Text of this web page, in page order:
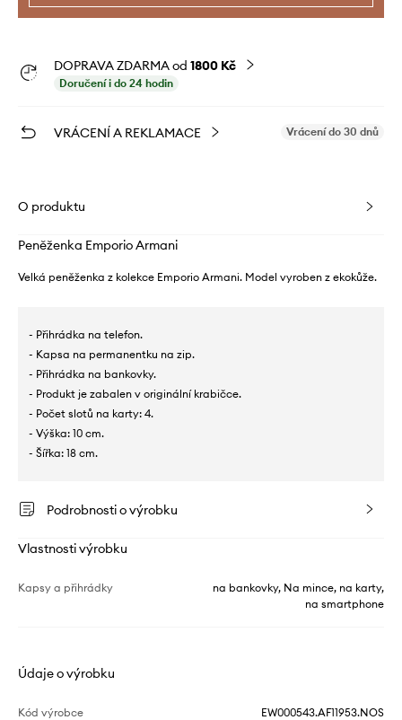
DOPRAVA ZDARMA od 1800 Kč
Doručení i do 24 hodin
VRÁCENÍ A REKLAMACE Vrácení do 30 dnů
O produktu
Peněženka Emporio Armani
Velká peněženka z kolekce Emporio Armani. Model vyroben z ekokůže.
- Přihrádka na telefon.
- Kapsa na permanentku na zip.
- Přihrádka na bankovky.
- Produkt je zabalen v originální krabičce.
- Počet slotů na karty: 4.
- Výška: 10 cm.
- Šířka: 18 cm.
Podrobnosti o výrobku
Vlastnosti výrobku
Kapsy a přihrádky
na bankovky, Na mince, na karty,
na smartphone
Údaje o výrobku
Kód výrobce EW000543.AF11953.NOS